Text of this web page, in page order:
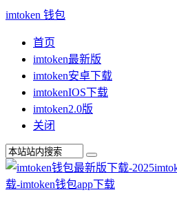
imtoken 钱包
首页
imtoken最新版
imtoken安卓下载
imtokenIOS下载
imtoken2.0版
关闭